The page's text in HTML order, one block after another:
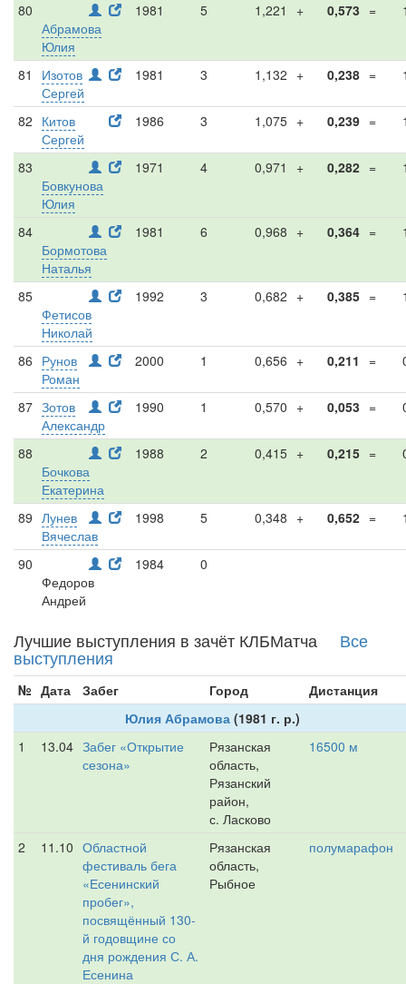
80
Абрамова
Юлия
1981 5 1,221 + 0,573 =
81
Изотов
Сергей
1981 3 1,132 + 0,238 =
82 Китов
Сергей
1986 3 1,075 + 0,239 =
83
Бовкунова
Юлия
1971 4 0,971 + 0,282 =
84
Бормотова
Наталья
1981 6 0,968 + 0,364 =
85
Фетисов
Николай
1992 3 0,682 + 0,385 =
86 Рунов
Роман
2000 1 0,656 + 0,211 =
87 Зотов
Александр
1990 1 0,570 + 0,053 =
88
Бочкова
Екатерина
1988 2 0,415 + 0,215 =
89 Лунев
Вячеслав
1998 5 0,348 + 0,652 =
90
Федоров
Андрей
1984 0
Лучшие выступления в зачёт КЛБМатча Все
выступления
№ Дата Забег Город
Дистанция
Юлия Абрамова (1981 г. р.)
1
13.04 Забег «Открытие
сезона»
Рязанская
область,
Рязанский
район,
с. Ласково
16500 м
2 11.10 Областной
фестиваль бега
«Есенинский
пробег»,
посвящённый 130-
й годовщине со
дня рождения С. А.
Есенина
Рязанская
область,
Рыбное
полумарафон